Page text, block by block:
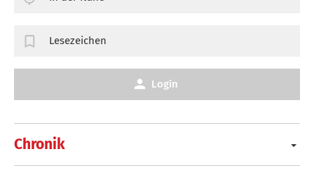
Chronik
Lesezeichen
Login